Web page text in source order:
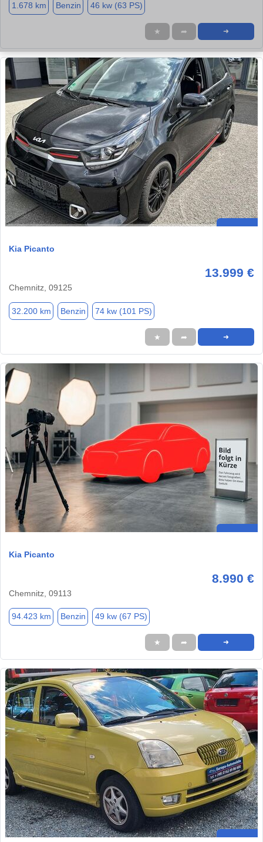
1.678 km Benzin 46 kw (63 PS)
★ ➦ ➜
Kia Picanto
13.999 €
Chemnitz, 09125
32.200 km Benzin 74 kw (101 PS)
★ ➦ ➜
Kia Picanto
8.990 €
Chemnitz, 09113
94.423 km Benzin 49 kw (67 PS)
★ ➦ ➜